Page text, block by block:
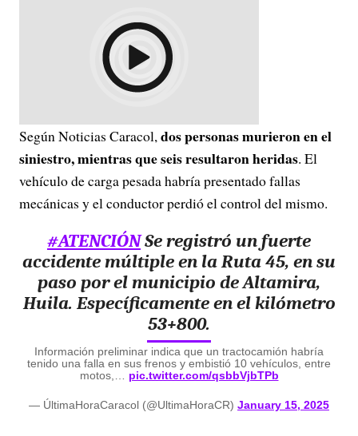
Según Noticias Caracol,dos personas murieron en el
siniestro, mientras que seis resultaron heridas. El
vehículo de carga pesada habría presentado fallas
mecánicas y el conductor perdió el control del mismo.
#ATENCIÓNSe registró un fuerte
accidente múltiple en la Ruta 45, en su
paso por el municipio de Altamira,
Huila. Específicamente en el kilómetro
53+800.
Información preliminar indica que un tractocamión habría
tenido una falla en sus frenos y embistió 10 vehículos, entre
motos,… pic.twitter.com/qsbbVjbTPb
— ÚltimaHoraCaracol (@UltimaHoraCR) January 15, 2025